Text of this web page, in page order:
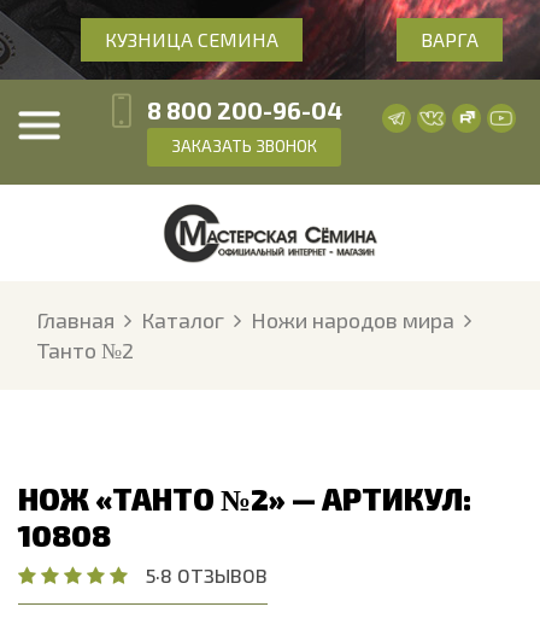
КУЗНИЦА СЕМИНА ВАРГА
8 800 200-96-04
ЗАКАЗАТЬ ЗВОНОК
Главная Каталог
Ножи народов мира
Танто №2
НОЖ «ТАНТО №2» — АРТИКУЛ:
10808
5·8 ОТЗЫВОВ